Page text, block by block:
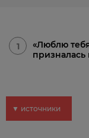
1
«Люблю
призналась
▼ источники